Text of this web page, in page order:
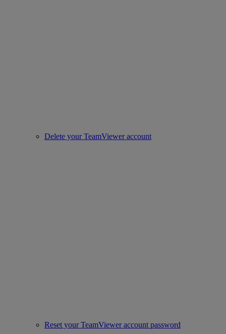
Delete your TeamViewer account
Reset your TeamViewer account password